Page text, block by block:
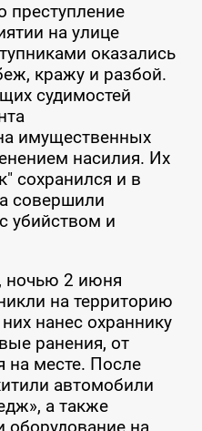
преступление
на улице
оказались
кражу и разбой.
судимостей
имущественных
насилия. Их
сохранился и в
совершили
убийством и
ночью 2 июня
на территорию
нанес охраннику
ранения, от
на месте. После
автомобили
а также